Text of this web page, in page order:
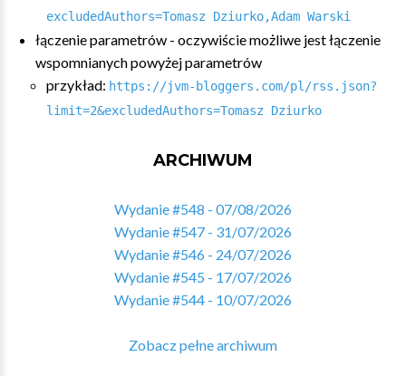
excludedAuthors=Tomasz Dziurko,Adam Warski
łączenie parametrów - oczywiście możliwe jest łączenie
wspomnianych powyżej parametrów
przykład: https://jvm-bloggers.com/pl/rss.json?
limit=2&excludedAuthors=Tomasz Dziurko
ARCHIWUM
Wydanie #548 - 07/08/2026
Wydanie #547 - 31/07/2026
Wydanie #546 - 24/07/2026
Wydanie #545 - 17/07/2026
Wydanie #544 - 10/07/2026
Zobacz pełne archiwum